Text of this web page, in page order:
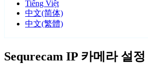
Tiếng Việt
中文(简体)
中文(繁體)
Sequrecam IP 카메라 설